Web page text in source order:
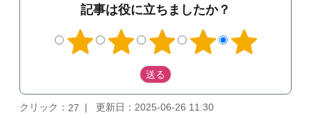
記事は役に立ちましたか？
クリック： 27
更新日：2025-06-26 11:30